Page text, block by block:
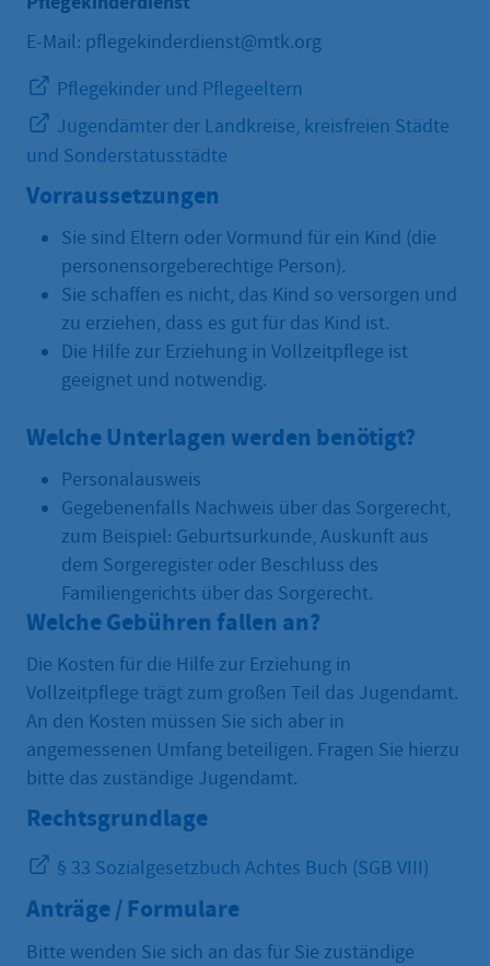
E-Mail: pflegekinderdienst@mtk.org
Pflegekinder und Pflegeeltern
Jugendämter der Landkreise, kreisfreien Städte
und Sonderstatusstädte
Vorraussetzungen
Sie sind Eltern oder Vormund für ein Kind (die
personensorgeberechtige Person).
Sie schaffen es nicht, das Kind so versorgen und
zu erziehen, dass es gut für das Kind ist.
Die Hilfe zur Erziehung in Vollzeitpflege ist
geeignet und notwendig.
Welche Unterlagen werden benötigt?
Personalausweis
Gegebenenfalls Nachweis über das Sorgerecht,
zum Beispiel: Geburtsurkunde, Auskunft aus
dem Sorgeregister oder Beschluss des
Familiengerichts über das Sorgerecht.
Welche Gebühren fallen an?
Die Kosten für die Hilfe zur Erziehung in
Vollzeitpflege trägt zum großen Teil das Jugendamt.
An den Kosten müssen Sie sich aber in
angemessenen Umfang beteiligen. Fragen Sie hierzu
bitte das zuständige Jugendamt.
Rechtsgrundlage
§ 33 Sozialgesetzbuch Achtes Buch (SGB VIII)
Anträge / Formulare
Bitte wenden Sie sich an das für Sie zuständige